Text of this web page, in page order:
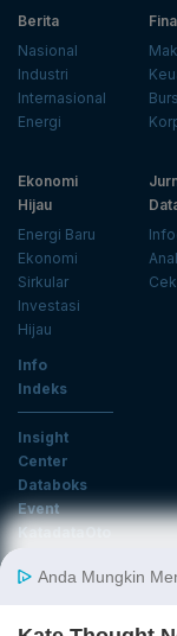
Berita
Nasional
Industri
Internasional
Energi
Ekonomi
Hijau
Energi Baru
Ekonomi
Sirkular
Investasi
Hijau
Info
Indeks
Insight
Center
Databoks
Event
KatadataOto
Email